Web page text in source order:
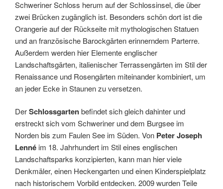
Schweriner Schloss herum auf der Schlossinsel, die über
zwei Brücken zugänglich ist. Besonders schön dort ist die
Orangerie auf der Rückseite mit mythologischen Statuen
und an französische Barockgärten erinnerndem Parterre.
Außerdem werden hier Elemente englischer
Landschaftsgärten, italienischer Terrassengärten im Stil der
Renaissance und Rosengärten miteinander kombiniert, um
an jeder Ecke in Staunen zu versetzen.
DerSchlossgartenbefindet sich gleich dahinter und
erstreckt sich vom Schweriner und dem Burgsee im
Norden bis zum Faulen See im Süden. Von Peter Joseph
Lenné im 18. Jahrhundert im Stil eines englischen
Landschaftsparks konzipierten, kann man hier viele
Denkmäler, einen Heckengarten und einen Kinderspielplatz
nach historischem Vorbild entdecken. 2009 wurden Teile